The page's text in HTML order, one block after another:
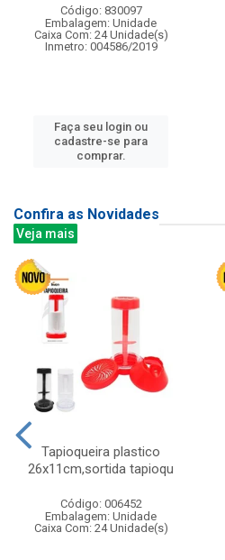
Código: 830097
Embalagem: Unidade
Caixa Com: 24 Unidade(s)
Inmetro: 004586/2019
Faça seu login ou
cadastre-se para
comprar.
Confira as Novidades
Veja mais
Tapioqueira plastico
26x11cm,sortida tapioqu
Código: 006452
Embalagem: Unidade
Caixa Com: 24 Unidade(s)